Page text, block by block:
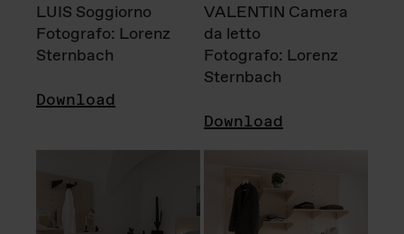
LUIS Soggiorno
Fotografo: Lorenz
Sternbach
Download
VALENTIN Camera
da letto
Fotografo: Lorenz
Sternbach
Download